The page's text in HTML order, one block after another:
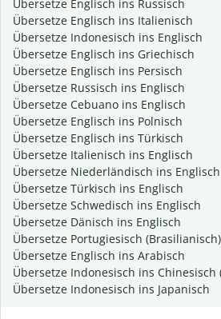
Übersetze Englisch ins Russisch
Übersetze Englisch ins Italienisch
Übersetze Indonesisch ins Englisch
Übersetze Englisch ins Griechisch
Übersetze Englisch ins Persisch
Übersetze Russisch ins Englisch
Übersetze Cebuano ins Englisch
Übersetze Englisch ins Polnisch
Übersetze Englisch ins Türkisch
Übersetze Italienisch ins Englisch
Übersetze Niederländisch ins Englisch
Übersetze Türkisch ins Englisch
Übersetze Schwedisch ins Englisch
Übersetze Dänisch ins Englisch
Übersetze Portugiesisch
Übersetze Englisch ins Arabisch
Übersetze Indonesisch ins Chinesisch
Übersetze Indonesisch ins Japanisch